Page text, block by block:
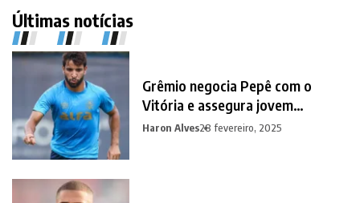
Últimas notícias
Grêmio negocia Pepê com o
Vitória e assegura jovem
promessa em contrapartida
Haron Alves28 fevereiro, 2025